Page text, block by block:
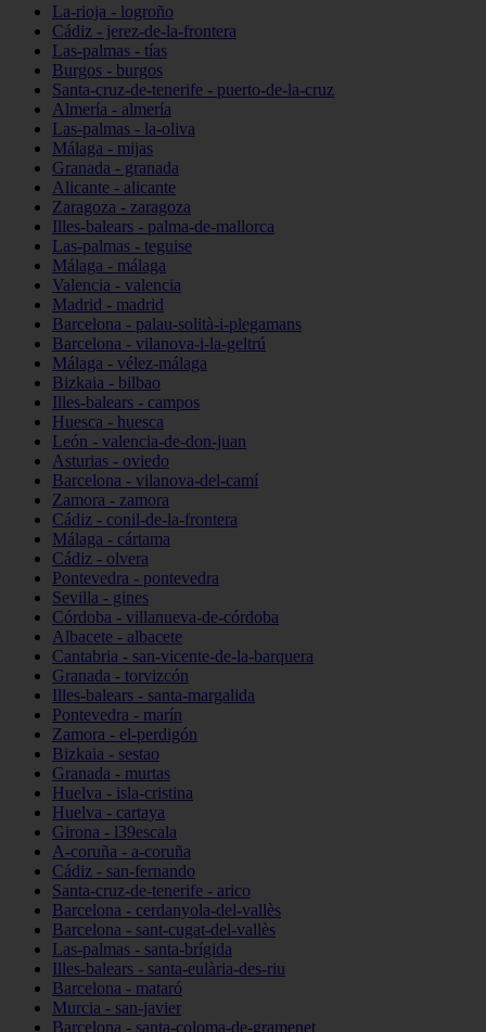
La-rioja - logroño
Cádiz - jerez-de-la-frontera
Las-palmas - tías
Burgos - burgos
Santa-cruz-de-tenerife - puerto-de-la-cruz
Almería - almería
Las-palmas - la-oliva
Málaga - mijas
Granada - granada
Alicante - alicante
Zaragoza - zaragoza
Illes-balears - palma-de-mallorca
Las-palmas - teguise
Málaga - málaga
Valencia - valencia
Madrid - madrid
Barcelona - palau-solità-i-plegamans
Barcelona - vilanova-i-la-geltrú
Málaga - vélez-málaga
Bizkaia - bilbao
Illes-balears - campos
Huesca - huesca
León - valencia-de-don-juan
Asturias - oviedo
Barcelona - vilanova-del-camí
Zamora - zamora
Cádiz - conil-de-la-frontera
Málaga - cártama
Cádiz - olvera
Pontevedra - pontevedra
Sevilla - gines
Córdoba - villanueva-de-córdoba
Albacete - albacete
Cantabria - san-vicente-de-la-barquera
Granada - torvizcón
Illes-balears - santa-margalida
Pontevedra - marín
Zamora - el-perdigón
Bizkaia - sestao
Granada - murtas
Huelva - isla-cristina
Huelva - cartaya
Girona - l39escala
A-coruña - a-coruña
Cádiz - san-fernando
Santa-cruz-de-tenerife - arico
Barcelona - cerdanyola-del-vallès
Barcelona - sant-cugat-del-vallès
Las-palmas - santa-brígida
Illes-balears - santa-eulària-des-riu
Barcelona - mataró
Murcia - san-javier
Barcelona - santa-coloma-de-gramenet